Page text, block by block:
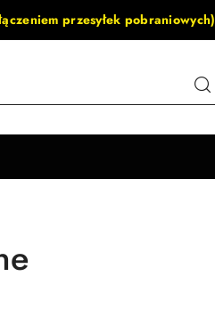
przesyłek pobraniowych)